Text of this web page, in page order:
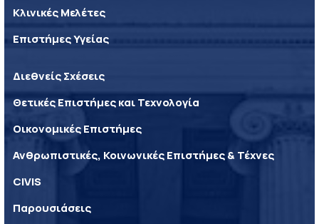
Κλινικές Μελέτες
Επιστήμες Υγείας
Διεθνείς Σχέσεις
Θετικές Επιστήμες και Τεχνολογία
Οικονομικές Επιστήμες
Ανθρωπιστικές, Κοινωνικές Επιστήμες & Τέχνες
CIVIS
Παρουσιάσεις